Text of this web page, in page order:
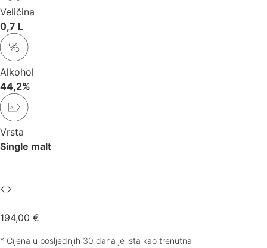
Veličina
0,7 L
Alkohol
44,2%
Vrsta
Single malt
194,00 €
Cijena u posljednjih 30 dana je ista kao trenutna